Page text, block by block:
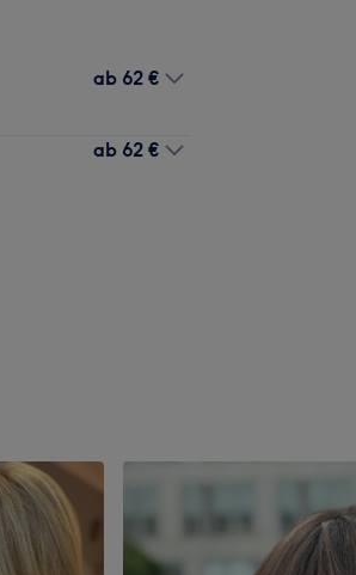
ab 62 €
ab 62 €